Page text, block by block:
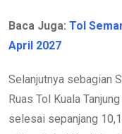
Baca Juga: Tol
April 2027
Selanjutnya sebagian
Ruas Tol Kuala
selesai sepanjang